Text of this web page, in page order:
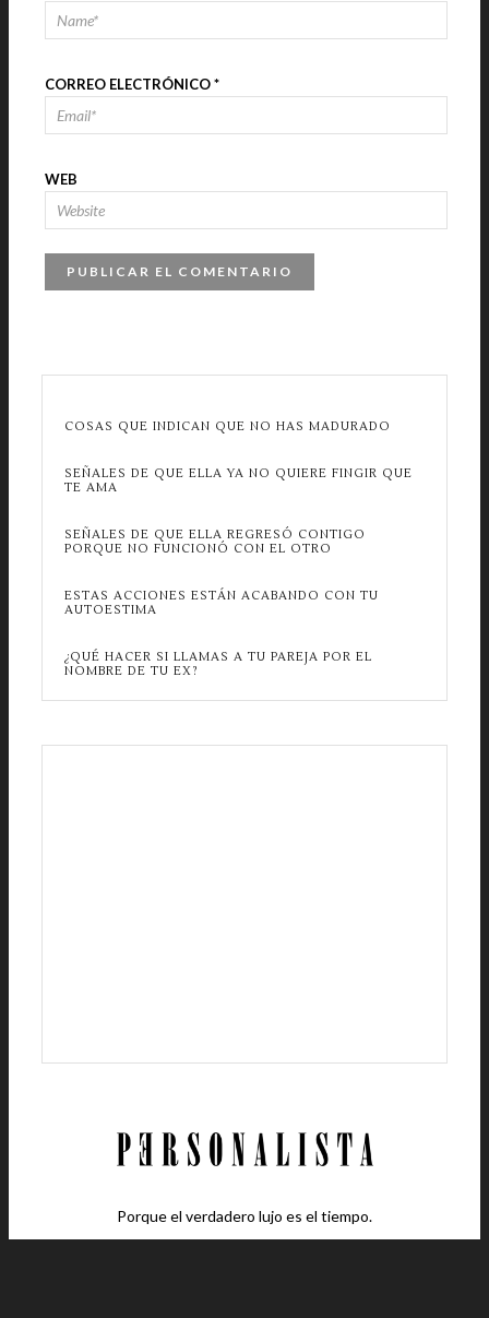
CORREO ELECTRÓNICO*
WEB
COSAS QUE INDICAN QUE NO HAS MADURADO
SEÑALES DE QUE ELLA YA NO QUIERE FINGIR QUE
TE AMA
SEÑALES DE QUE ELLA REGRESÓ CONTIGO
PORQUE NO FUNCIONÓ CON EL OTRO
ESTAS ACCIONES ESTÁN ACABANDO CON TU
AUTOESTIMA
¿QUÉ HACER SI LLAMAS A TU PAREJA POR EL
NOMBRE DE TU EX?
Porque el verdadero lujo es el tiempo.